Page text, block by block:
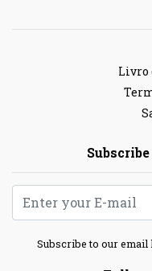
Livro
Subscribe to our